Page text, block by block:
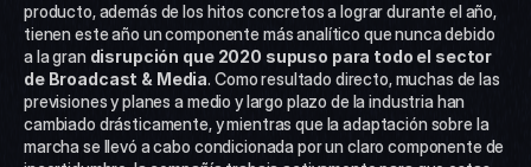
producto, además de los hitos concretos a lograr durante el año,
tienen este año un componente más analítico que nunca debido
a la gran disrupción que 2020 supuso para todo el sector
de Broadcast & Media. Como resultado directo, muchas de las
previsiones y planes a medio y largo plazo de la industria han
cambiado drásticamente, y mientras que la adaptación sobre la
marcha se llevó a cabo condicionada por un claro componente de